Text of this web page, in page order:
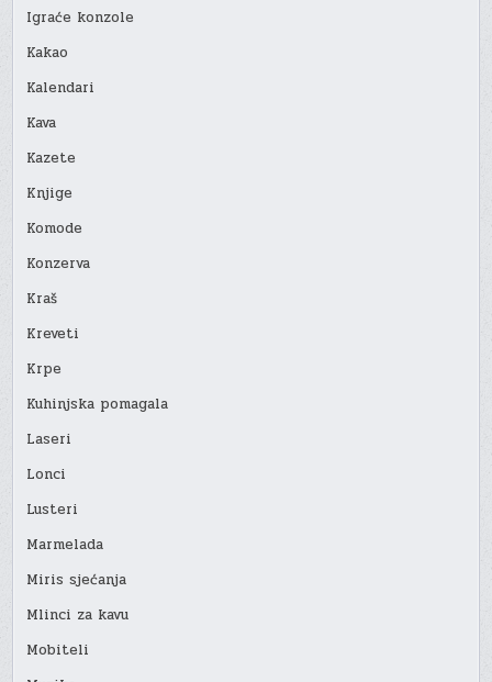
Igraće konzole
Kakao
Kalendari
Kava
Kazete
Knjige
Komode
Konzerva
Kraš
Kreveti
Krpe
Kuhinjska pomagala
Laseri
Lonci
Lusteri
Marmelada
Miris sjećanja
Mlinci za kavu
Mobiteli